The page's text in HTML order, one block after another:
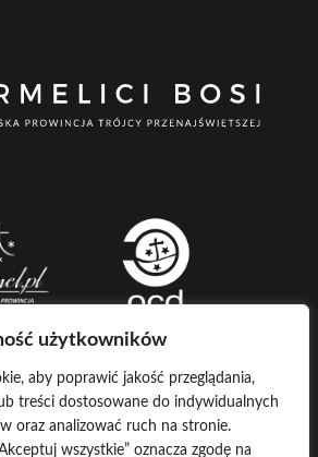
użytkowników
aby poprawić jakość przeglądania,
treści dostosowane do indywidualnych
oraz analizować ruch na stronie.
wszystkie” oznacza zgodę na
© KARMELICI BOSI LOG IN